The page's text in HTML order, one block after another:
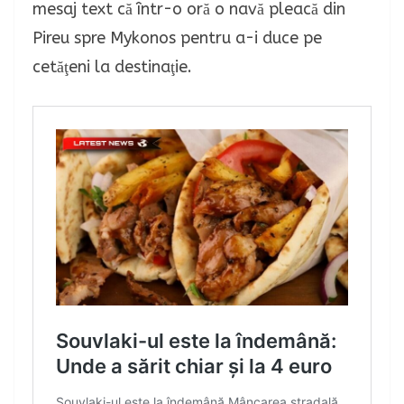
mesaj text că într-o oră o navă pleacă din
Pireu spre Mykonos pentru a-i duce pe
cetăţeni la destinaţie.